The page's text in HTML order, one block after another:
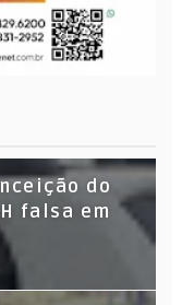
do
falsa em